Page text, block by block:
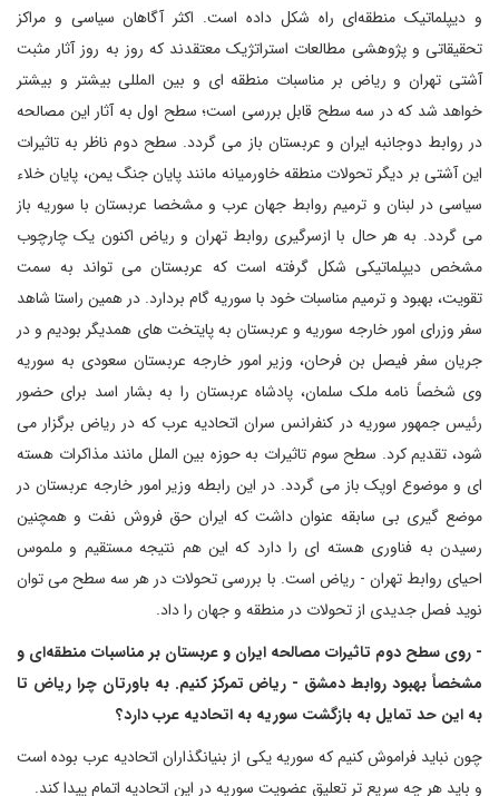
و دیپلماتیک منطقه‌ای راه شکل داده است. اکثر آگاهان سیاسی و مراکز
تحقیقاتی و پژوهشی مطالعات استراتژیک معتقدند که روز به روز آثار مثبت
آشتی تهران و ریاض بر مناسبات منطقه ای و بین المللی بیشتر و بیشتر
خواهد شد که در سه سطح قابل بررسی است؛ سطح اول به آثار این مصالحه
در روابط دوجانبه ایران و عربستان باز می گردد. سطح دوم ناظر به تاثیرات
این آشتی بر دیگر تحولات منطقه خاورمیانه مانند پایان جنگ یمن، پایان خلاء
سیاسی در لبنان و ترمیم روابط جهان عرب و مشخصا عربستان با سوریه باز
می گردد. به هر حال با ازسرگیری روابط تهران و ریاض اکنون یک چارچوب
مشخص دیپلماتیکی شکل گرفته است که عربستان می تواند به سمت
تقویت، بهبود و ترمیم مناسبات خود با سوریه گام بردارد. در همین راستا شاهد
سفر وزرای امور خارجه سوریه و عربستان به پایتخت های همدیگر بودیم و در
جریان سفر فیصل بن فرحان، وزیر امور خارجه عربستان سعودی به سوریه
وی شخصاً نامه ملک سلمان، پادشاه عربستان را به بشار اسد برای حضور
رئیس جمهور سوریه در کنفرانس سران اتحادیه عرب که در ریاض برگزار می
شود، تقدیم کرد. سطح سوم تاثیرات به حوزه بین الملل مانند مذاکرات هسته
ای و موضوع اوپک باز می گردد. در این رابطه وزیر امور خارجه عربستان در
موضع گیری بی سابقه عنوان داشت که ایران حق فروش نفت و همچنین
رسیدن به فناوری هسته ای را دارد که این هم نتیجه مستقیم و ملموس
احیای روابط تهران - ریاض است. با بررسی تحولات در هر سه سطح می توان
نوید فصل جدیدی از تحولات در منطقه و جهان را داد.
- روی سطح دوم تاثیرات مصالحه ایران و عربستان بر مناسبات منطقه‌ای و
مشخصاً بهبود روابط دمشق - ریاض تمرکز کنیم. به باورتان چرا ریاض تا
به این حد تمایل به بازگشت سوریه به اتحادیه عرب دارد؟
چون نباید فراموش کنیم که سوریه یکی از بنیانگذاران اتحادیه عرب بوده است
و باید هر چه سریع تر تعلیق عضویت سوریه در این اتحادیه اتمام پیدا کند.